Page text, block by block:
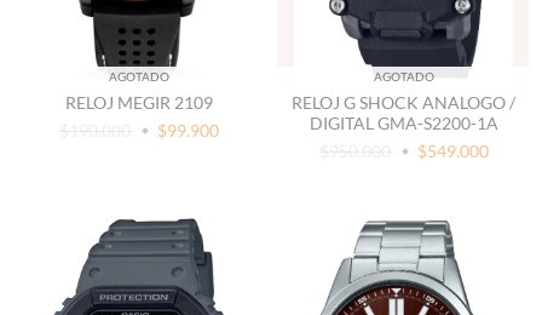
AGOTADO
RELOJ MEGIR 2109
$190.000
$99.900
AGOTADO
RELOJ G SHOCK ANALOGO /
DIGITAL GMA-S2200-1A
$950.000
$549.000